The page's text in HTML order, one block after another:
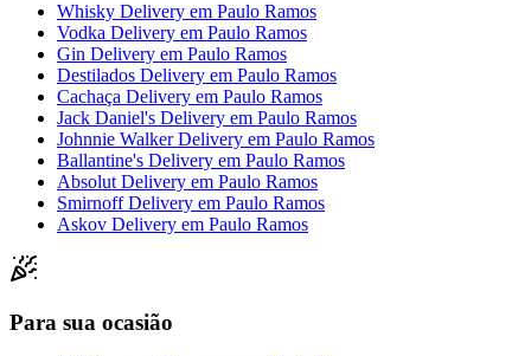
Whisky Delivery em Paulo Ramos
Vodka Delivery em Paulo Ramos
Gin Delivery em Paulo Ramos
Destilados Delivery em Paulo Ramos
Cachaça Delivery em Paulo Ramos
Jack Daniel's Delivery em Paulo Ramos
Johnnie Walker Delivery em Paulo Ramos
Ballantine's Delivery em Paulo Ramos
Absolut Delivery em Paulo Ramos
Smirnoff Delivery em Paulo Ramos
Askov Delivery em Paulo Ramos
Para sua ocasião